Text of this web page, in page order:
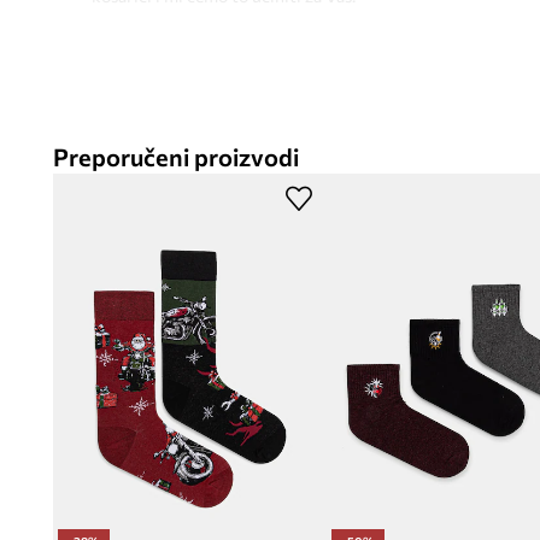
Preporučeni proizvodi